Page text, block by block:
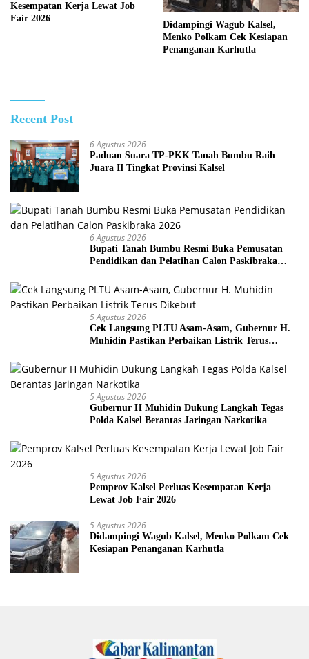
Kesempatan Kerja Lewat Job
Fair 2026
Didampingi Wagub Kalsel,
Menko Polkam Cek Kesiapan
Penanganan Karhutla
Recent Post
6 Agustus 2026
Paduan Suara TP-PKK Tanah Bumbu Raih
Juara II Tingkat Provinsi Kalsel
6 Agustus 2026
Bupati Tanah Bumbu Resmi Buka Pemusatan
Pendidikan dan Pelatihan Calon Paskibraka
5 Agustus 2026
Cek Langsung PLTU Asam-Asam, Gubernur H.
Muhidin Pastikan Perbaikan Listrik Terus
5 Agustus 2026
Gubernur H Muhidin Dukung Langkah Tegas
Polda Kalsel Berantas Jaringan Narkotika
5 Agustus 2026
Pemprov Kalsel Perluas Kesempatan Kerja
Lewat Job Fair 2026
5 Agustus 2026
Didampingi Wagub Kalsel, Menko Polkam Cek
Kesiapan Penanganan Karhutla